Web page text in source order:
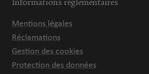
Informations réglementaires
Mentions légales
Réclamations
Gestion des cookies
Protection des données